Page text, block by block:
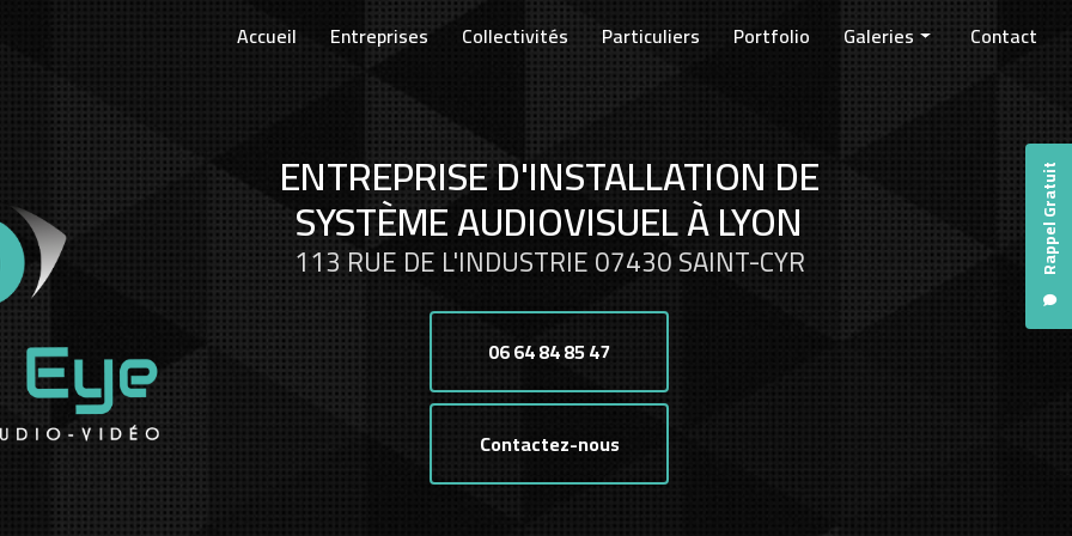
Rappel Gratuit
Accueil Entreprises Collectivités Particuliers Portfolio Galeries
Entreprises
Collectivités
Particuliers
Contact
ENTREPRISE D'INSTALLATION DE
SYSTÈME AUDIOVISUEL À LYON
113 RUE DE L'INDUSTRIE 07430 SAINT-CYR
06 64 84 85 47
Contactez-nous